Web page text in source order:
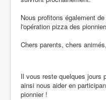
Nous profitons également
l'opération pizza des
Chers parents, chers animés,
Il vous reste quelques jours
ainsi nous aider en
pionnier !